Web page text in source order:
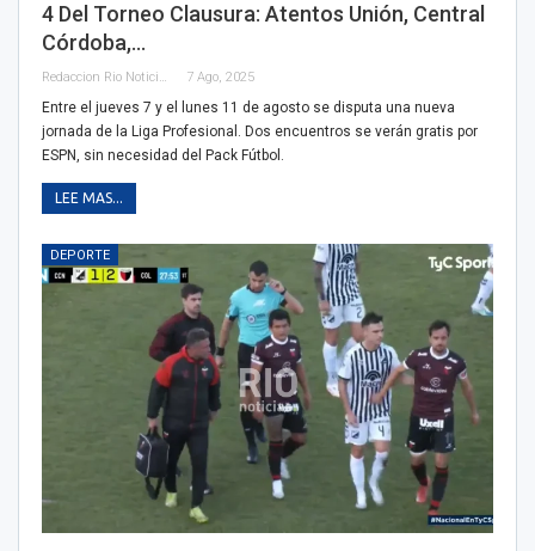
4 Del Torneo Clausura: Atentos Unión, Central
Córdoba,…
Redaccion Rio Noticias 7 Ago, 2025
Entre el jueves 7 y el lunes 11 de agosto se disputa una nueva
jornada de la Liga Profesional. Dos encuentros se verán gratis por
ESPN, sin necesidad del Pack Fútbol.
LEE MAS...
DEPORTE